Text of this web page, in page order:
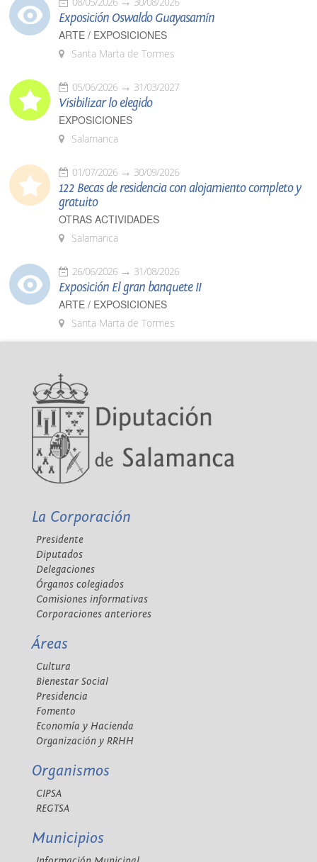
Exposición Oswaldo Guayasamín
ARTE / EXPOSICIONES
Santa Marta de Tormes
05/06/2026 31/03/2027
Visibilizar lo elegido
EXPOSICIONES
Salamanca
01/07/2026 30/09/2026
122 Becas de residencia con alojamiento completo y
gratuito
OTRAS ACTIVIDADES
Salamanca
26/06/2026 31/08/2026
Exposición El gran banquete II
ARTE / EXPOSICIONES
Santa Marta de Tormes
La Corporación
Presidente
Diputados
Delegaciones
Órganos colegiados
Comisiones informativas
Corporaciones anteriores
Áreas
Cultura
Bienestar Social
Presidencia
Fomento
Economía y Hacienda
Organización y RRHH
Organismos
CIPSA
REGTSA
Municipios